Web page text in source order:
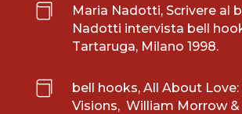

Maria Nadotti, Scrivere al
Nadotti intervista bell
Tartaruga, Milano 1998.

bell hooks, All About Love:
Visions, ‎ William Morrow &